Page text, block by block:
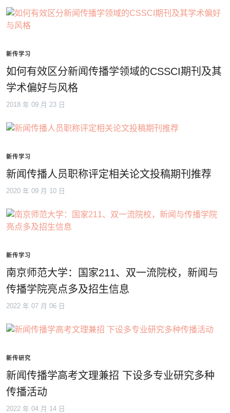
新传学习
如何有效区分新闻传播学领域的CSSCI期刊及其
学术偏好与风格
2018 年 09 月 23 日
新传学习
新闻传播人员职称评定相关论文投稿期刊推荐
2020 年 09 月 10 日
新传学习
南京师范大学：国家211、双一流院校，新闻与
传播学院亮点多及招生信息
2022 年 07 月 06 日
新传研究
新闻传播学高考文理兼招 下设多专业研究多种
传播活动
2022 年 04 月 14 日